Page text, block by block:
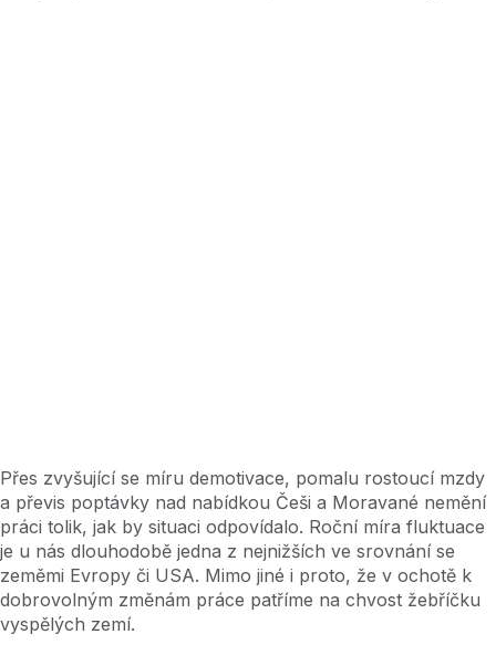
Přes zvyšující se míru demotivace, pomalu rostoucí mzdy
a převis poptávky nad nabídkou Češi a Moravané nemění
práci tolik, jak by situaci odpovídalo. Roční míra fluktuace
je u nás dlouhodobě jedna z nejnižších ve srovnání se
zeměmi Evropy či USA. Mimo jiné i proto, že v ochotě k
dobrovolným změnám práce patříme na chvost žebříčku
vyspělých zemí.